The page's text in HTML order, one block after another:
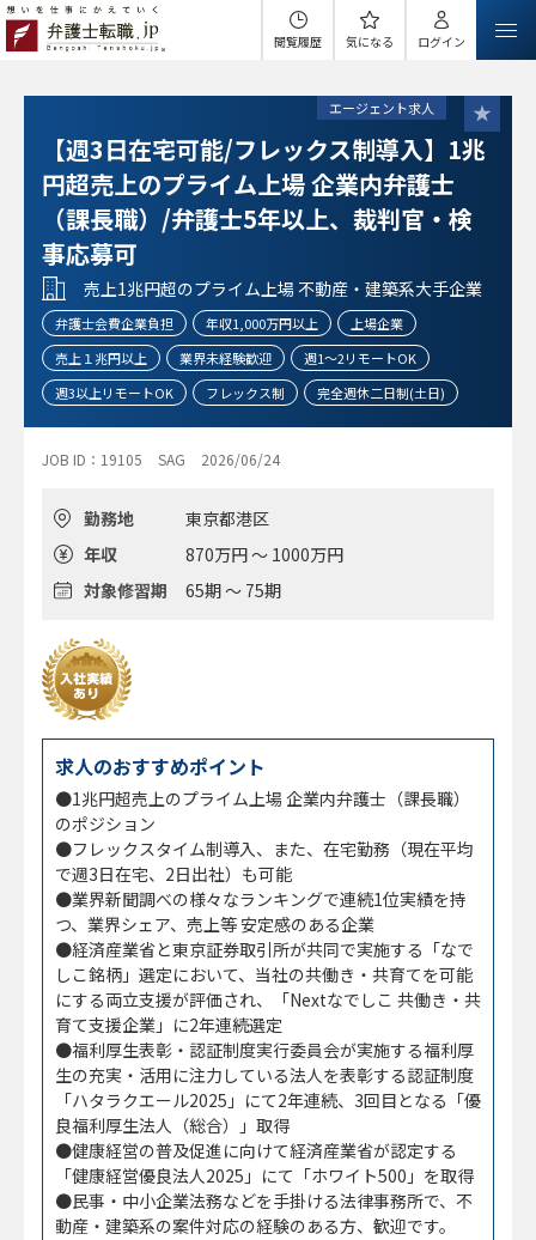
閲覧履歴 気になる ログイン
エージェント求人
【週3日在宅可能/フレックス制導入】1兆
円超売上のプライム上場 企業内弁護士
（課長職）/弁護士5年以上、裁判官・検
事応募可
売上1兆円超のプライム上場 不動産・建築系大手企業
弁護士会費企業負担 年収1,000万円以上
上場企業
売上１兆円以上
業界未経験歓迎
週1～2リモートOK
週3以上リモートOK
フレックス制 完全週休二日制(土日)
JOB ID：19105 SAG 2026/06/24
勤務地
東京都港区
年収
870万円 ～ 1000万円
対象修習期
65期 ～ 75期
求人のおすすめポイント
●1兆円超売上のプライム上場 企業内弁護士（課長職）
のポジション
●フレックスタイム制導入、また、在宅勤務（現在平均
で週3日在宅、2日出社）も可能
●業界新聞調べの様々なランキングで連続1位実績を持
つ、業界シェア、売上等 安定感のある企業
●経済産業省と東京証券取引所が共同で実施する「なで
しこ銘柄」選定において、当社の共働き・共育てを可能
にする両立支援が評価され、「Nextなでしこ 共働き・共
育て支援企業」に2年連続選定
●福利厚生表彰・認証制度実行委員会が実施する福利厚
生の充実・活用に注力している法人を表彰する認証制度
「ハタラクエール2025」にて2年連続、3回目となる「優
良福利厚生法人（総合）」取得
●健康経営の普及促進に向けて経済産業省が認定する
「健康経営優良法人2025」にて「ホワイト500」を取得
●民事・中小企業法務などを手掛ける法律事務所で、不
動産・建築系の案件対応の経験のある方、歓迎です。